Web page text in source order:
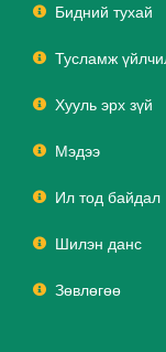
Бидний тухай
Тусламж
Хууль эрх зүй
Мэдээ
Ил тод байдал
Шилэн данс
Зөвлөгөө